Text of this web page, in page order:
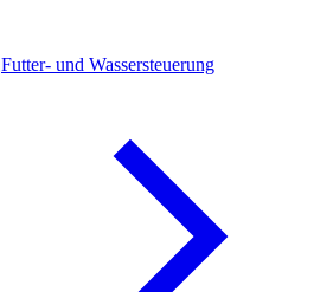
Futter- und Wassersteuerung